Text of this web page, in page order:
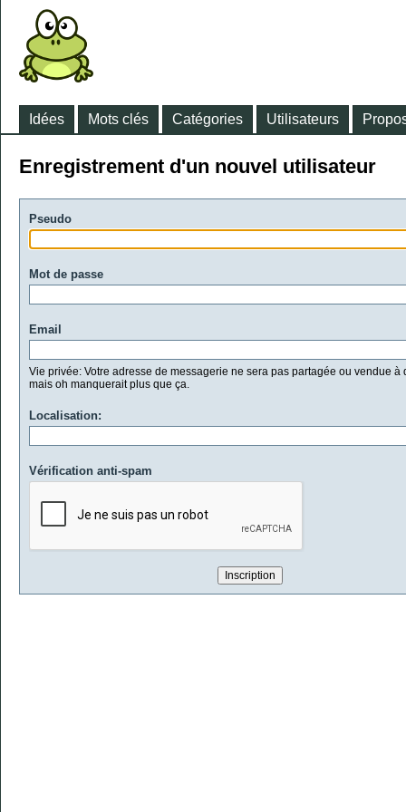
Idées Mots clés Catégories Utilisateurs
Enregistrement d'un nouvel utilisateur
Pseudo
Mot de passe
Email
Vie privée: Votre adresse de messagerie ne sera pas partagée ou vendue à
mais oh manquerait plus que ça.
Localisation:
Vérification anti-spam